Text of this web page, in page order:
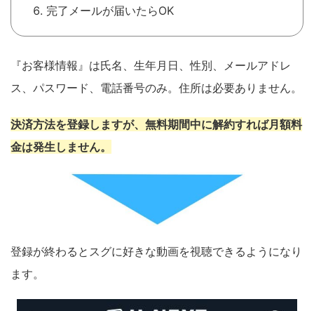
完了メールが届いたらOK
『お客様情報』は氏名、生年月日、性別、メールアドレ
ス、パスワード、電話番号のみ。住所は必要ありません。
決済方法を登録しますが、無料期間中に解約すれば月額料
金は発生しません。
登録が終わるとスグに好きな動画を視聴できるようになり
ます。